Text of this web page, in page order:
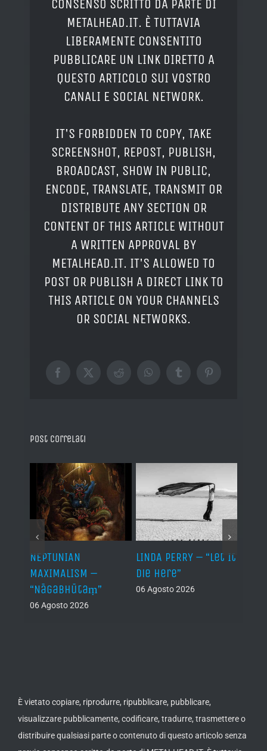
CONSENSO SCRITTO DA PARTE DI
METALHEAD.IT. È TUTTAVIA
LIBERAMENTE CONSENTITO
PUBBLICARE UN LINK DIRETTO A
QUESTO ARTICOLO SUI VOSTRO
CANALI E SOCIAL NETWORK.
IT'S FORBIDDEN TO COPY, TAKE
SCREENSHOT, REPOST, PUBLISH,
BROADCAST, SHOW IN PUBLIC,
ENCODE, TRANSLATE, TRANSMIT OR
DISTRIBUTE ANY SECTION OR
CONTENT OF THIS ARTICLE WITHOUT
A WRITTEN APPROVAL BY
METALHEAD.IT. IT'S ALLOWED TO
POST OR PUBLISH A DIRECT LINK TO
THIS ARTICLE ON YOUR CHANNELS
OR SOCIAL NETWORKS.
Facebook
X RedditWhatsAppTumblrPinterest
Post correlati
NEPTUNIAN
MAXIMALISM –
“Nāgabhūtaṃ”
06 Agosto 2026
LINDA PERRY – “Let It
Die Here”
06 Agosto 2026
È vietato copiare, riprodurre, ripubblicare, pubblicare,
visualizzare pubblicamente, codificare, tradurre, trasmettere o
distribuire qualsiasi parte o contenuto di questo articolo senza